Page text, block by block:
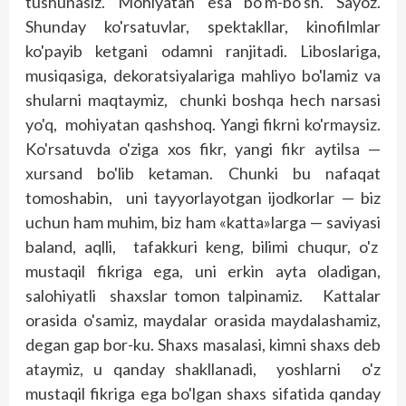
Shunday ko'rsatuvlar, spektakllar, kinofilmlar
ko'payib ketgani odamni ranjitadi. Liboslariga,
musiqasiga, dekoratsiyalariga mahliyo bo'lamiz va
shularni maqtaymiz, chunki boshqa hech narsasi
yo'q, mohiyatan qashshoq. Yangi fikrni ko'rmaysiz.
Ko'rsatuvda o'ziga xos fikr, yangi fikr aytilsa —
xursand bo'lib ketaman. Chunki bu nafaqat
tomoshabin, uni tayyorlayotgan ijodkorlar — biz
uchun ham muhim, biz ham «katta»larga — saviyasi
baland, aqlli, tafakkuri keng, bilimi chuqur, o'z
mustaqil fikriga ega, uni erkin ayta oladigan,
salohiyatli shaxslar tomon talpinamiz. Kattalar
orasida o'samiz, maydalar orasida maydalashamiz,
degan gap bor-ku. Shaxs masalasi, kimni shaxs deb
ataymiz, u qanday shakllanadi, yoshlarni o'z
mustaqil fikriga ega bo'lgan shaxs sifatida qanday